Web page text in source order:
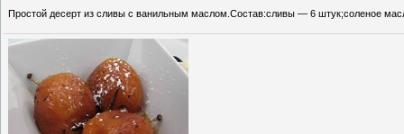
Простой десерт из сливы с ванильным маслом.Состав:сливы — 6 штук;соленое